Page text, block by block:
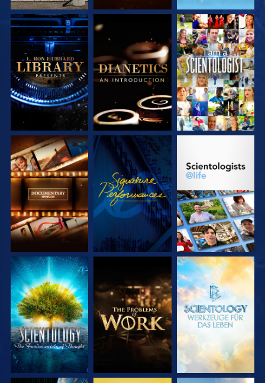
SERIE
ENTDECKEN
ENTDECKEN
ANSEHEN
SERIE
ENTDECKEN
ANSEHEN
SERIE
SERIE
ENTDECKEN
SERIE
ENTDECKEN
SERIE
ENTDECKEN